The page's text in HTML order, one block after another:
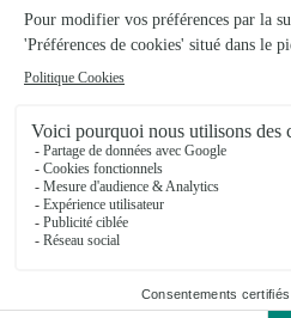
France Flore
Nice
★★★ ★★4.6 (77)
Voir la boutique